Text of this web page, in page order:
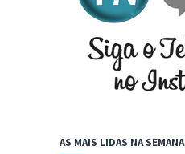
AS MAIS LIDAS NA SEMANA